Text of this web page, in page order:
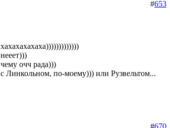
#653
хахахахахаха)))))))))))))
нееет)))
чему очч рада)))
с Линкольном, по-моему))) или Рузвельтом...
#670